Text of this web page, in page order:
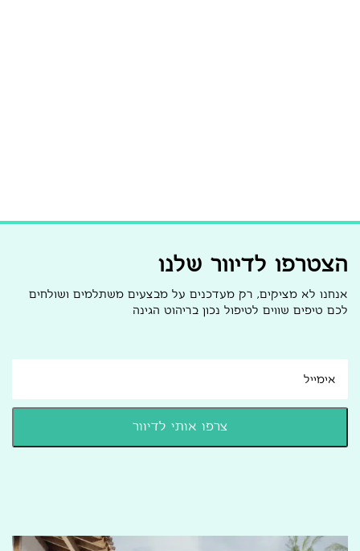
הצטרפו לדיוור שלנו
אנחנו לא מציקים, רק מעדכנים על מבצעים משתלמים ושולחים
לכם טיפים שווים לטיפול נכון בריהוט הגינה